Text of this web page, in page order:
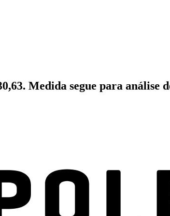
Medida segue para análise